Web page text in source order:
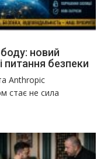
новий
питання безпеки
Anthropic
стає не сила